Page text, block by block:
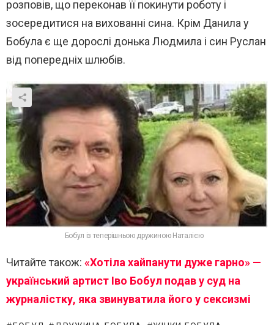
розповів, що переконав її покинути роботу і
зосередитися на вихованні сина. Крім Данила у
Бобула є ще дорослі донька Людмила і син Руслан
від попередніх шлюбів.
Бобул із теперішньою дружиною Наталією
Читайте також: «Хотіла хайпанути дуже гарно» —
український артист Іво Бобул подав у суд на
журналістку, яка звинуватила його у сексизмі